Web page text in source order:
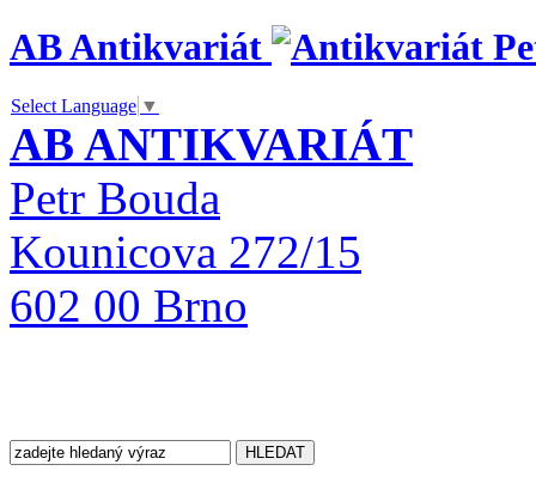
AB Antikvariát
Select Language ▼
AB ANTIKVARIÁT
Petr Bouda
Kounicova 272/15
602 00 Brno